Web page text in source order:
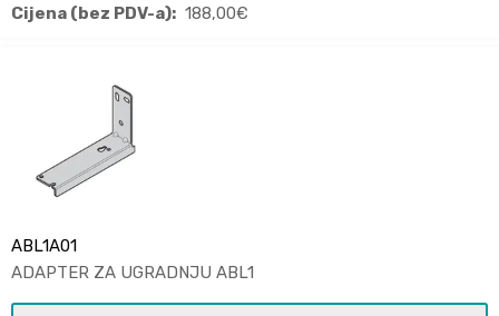
Cijena (bez PDV-a): 188,00€
ABL1A01
ADAPTER ZA UGRADNJU ABL1